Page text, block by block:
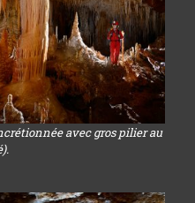
avec gros pilier au